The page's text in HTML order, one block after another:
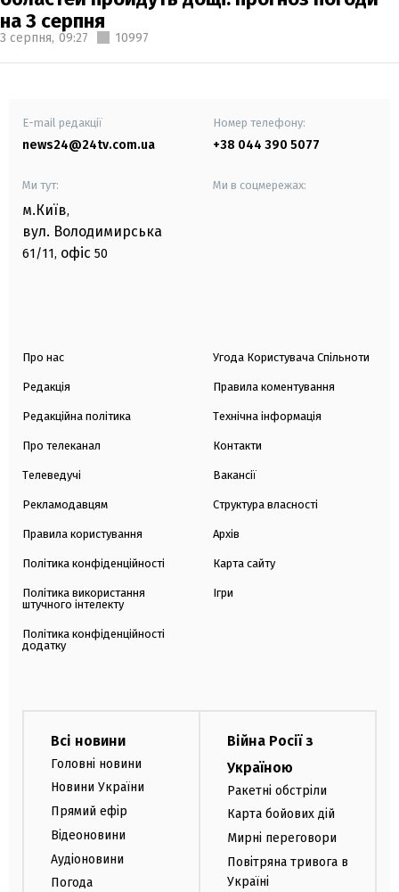
на 3 серпня
3 серпня, 09:27 10997
E-mail редакції
news24@24tv.com.ua
Номер телефону:
+38 044 390 5077
Ми тут:
м.Київ,
вул. Володимирська
61/11, офіс 50
Ми в соцмережах:
Про нас
Редакція
Редакційна політика
Про телеканал
Телеведучі
Рекламодавцям
Правила користування
Політика конфіденційності
Політика використання
штучного інтелекту
Політика конфіденційності
додатку
Угода Користувача Спільноти
Правила коментування
Технічна інформація
Контакти
Вакансії
Структура власності
Архів
Карта сайту
Ігри
Всі новини
Головні новини
Новини України
Прямий ефір
Відеоновини
Аудіоновини
Погода
Війна Росії з
Україною
Ракетні обстріли
Карта бойових дій
Мирні переговори
Повітряна тривога в
Україні